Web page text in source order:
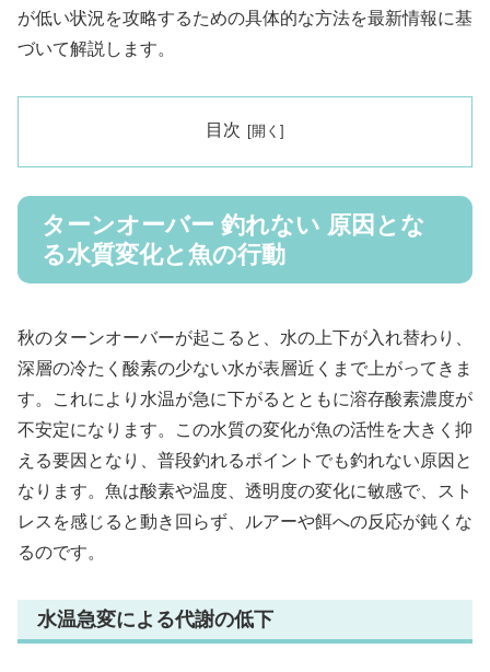
が低い状況を攻略するための具体的な方法を最新情報に基
づいて解説します。
目次
ターンオーバー 釣れない 原因とな
る水質変化と魚の行動
秋のターンオーバーが起こると、水の上下が入れ替わり、
深層の冷たく酸素の少ない水が表層近くまで上がってきま
す。これにより水温が急に下がるとともに溶存酸素濃度が
不安定になります。この水質の変化が魚の活性を大きく抑
える要因となり、普段釣れるポイントでも釣れない原因と
なります。魚は酸素や温度、透明度の変化に敏感で、スト
レスを感じると動き回らず、ルアーや餌への反応が鈍くな
るのです。
水温急変による代謝の低下